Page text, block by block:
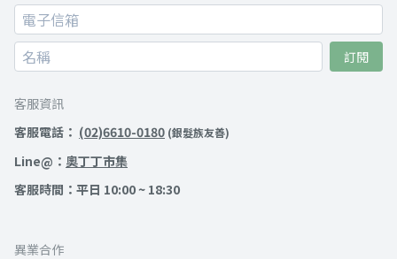
訂閱
客服資訊
客服電話： (02)6610-0180 (銀髮族友善)
Line@： 奧丁丁市集
客服時間：平日 10:00 ~ 18:30
異業合作